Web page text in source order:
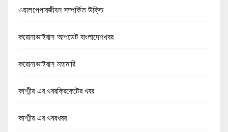
ওয়ালপেপারজীবন সম্পর্কিত উক্তি
করোনাভাইরাস আপডেট বাংলাদেশখবর
করোনাভাইরাস মহামারি
কাশ্মীর এর খবরক্রিকেটের খবর
কাশ্মীর এর খবরখবর